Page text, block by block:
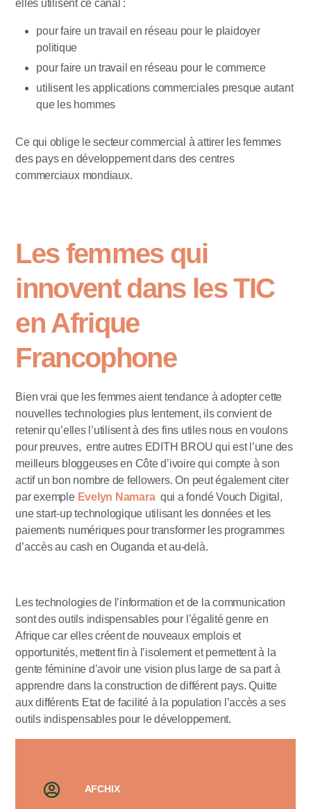
elles utilisent ce canal :
pour faire un travail en réseau pour le plaidoyer
politique
pour faire un travail en réseau pour le commerce
utilisent les applications commerciales presque autant
que les hommes
Ce qui oblige le secteur commercial à attirer les femmes
des pays en développement dans des centres
commerciaux mondiaux.
Les femmes qui
innovent dans les TIC
en Afrique
Francophone
Bien vrai que les femmes aient tendance à adopter cette
nouvelles technologies plus lentement, ils convient de
retenir qu’elles l’utilisent à des fins utiles nous en voulons
pour preuves, entre autres EDITH BROU qui est l’une des
meilleurs bloggeuses en Côte d’ivoire qui compte à son
actif un bon nombre de fellowers. On peut également citer
par exemple Evelyn Namara qui a fondé Vouch Digital,
une start-up technologique utilisant les données et les
paiements numériques pour transformer les programmes
d’accès au cash en Ouganda et au-delà.
Les technologies de l’information et de la communication
sont des outils indispensables pour l’égalité genre en
Afrique car elles créent de nouveaux emplois et
opportunités, mettent fin à l’isolement et permettent à la
gente féminine d’avoir une vision plus large de sa part à
apprendre dans la construction de différent pays. Quitte
aux différents Etat de facilité à la population l’accès a ses
outils indispensables pour le développement.
AFCHIX